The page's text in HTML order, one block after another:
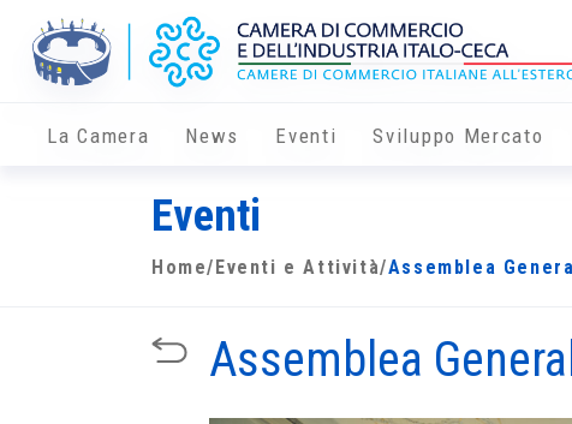
La Camera News Eventi Sviluppo Mercato
Eventi
Home/ Eventi e Attività/Assemblea
Assemblea